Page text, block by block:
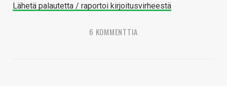
Lähetä palautetta / raportoi kirjoitusvirheestä
6 KOMMENTTIA